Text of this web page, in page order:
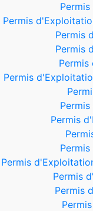
Permis
Permis
Permis
Permis
Permis
Permis
Permis
Permis